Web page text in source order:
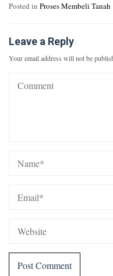
Posted in Proses Membeli Tanah
Leave a Reply
Your email address will not be